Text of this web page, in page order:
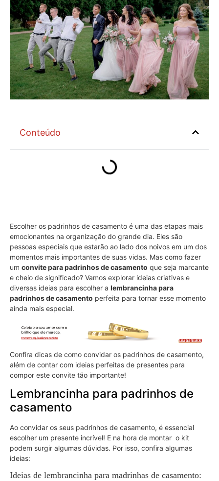
Conteúdo
Escolher os padrinhos de casamento é uma das etapas mais
emocionantes na organização do grande dia. Eles são
pessoas especiais que estarão ao lado dos noivos em um dos
momentos mais importantes de suas vidas. Mas como fazer
um convite para padrinhos de casamento que seja marcante
e cheio de significado? Vamos explorar ideias criativas e
diversas ideias para escolher a lembrancinha para
padrinhos de casamento perfeita para tornar esse momento
ainda mais especial.
Confira dicas de como convidar os padrinhos de casamento,
além de contar com ideias perfeitas de presentes para
compor este convite tão importante!
Lembrancinha para padrinhos de
casamento
Ao convidar os seus padrinhos de casamento, é essencial
escolher um presente incrível! E na hora de montar o kit
podem surgir algumas dúvidas. Por isso, confira algumas
ideias:
Ideias de lembrancinha para madrinhas de casamento: